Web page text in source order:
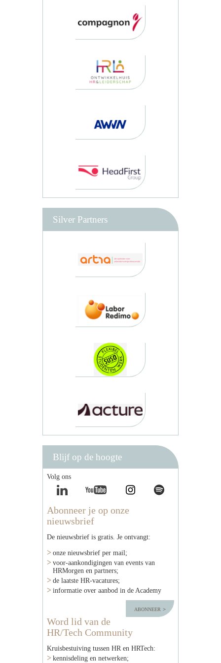
Silver Partners
Blijf op de hoogte
Volg ons
Abonneer je op onze
nieuwsbrief
De nieuwsbrief is gratis. Je ontvangt:
onze nieuwsbrief per mail;
voor-aankondigingen van events van
HRMorgen en partners;
de laatste HR-vacatures;
informatie over aanbod in de Academy
abonneer
Word lid van de
HR/Tech Community
Kruisbestuiving tussen HR en HRTech:
kennisdeling en netwerken;